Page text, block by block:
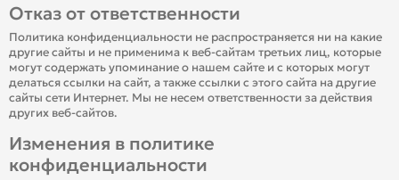
Отказ от ответственности
Политика конфиденциальности не распространяется ни на какие
другие сайты и не применима к веб-сайтам третьих лиц, которые
могут содержать упоминание о нашем сайте и с которых могут
делаться ссылки на сайт, а также ссылки с этого сайта на другие
сайты сети Интернет. Мы не несем ответственности за действия
других веб-сайтов.
Изменения в политике
конфиденциальности